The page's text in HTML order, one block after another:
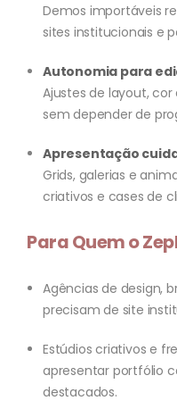
Demos importáveis
sites institucionais e
Autonomia para
Ajustes de layout,
sem depender de
Apresentação
Grids, galerias e
criativos e cases de
Para Quem o
Agências de design,
precisam de site
Estúdios criativos e
apresentar portfólio
destacados.